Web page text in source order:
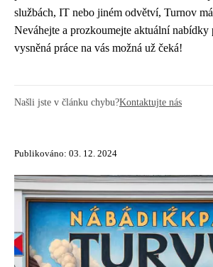
službách, IT nebo jiném odvětví, Turnov
Neváhejte a prozkoumejte aktuální nabídky
vysněná práce na vás možná už čeká!
Našli jste v článku chybu?Kontaktujte nás
Publikováno: 03. 12. 2024